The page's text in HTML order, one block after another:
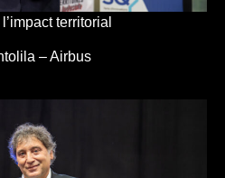
territorial
– Airbus